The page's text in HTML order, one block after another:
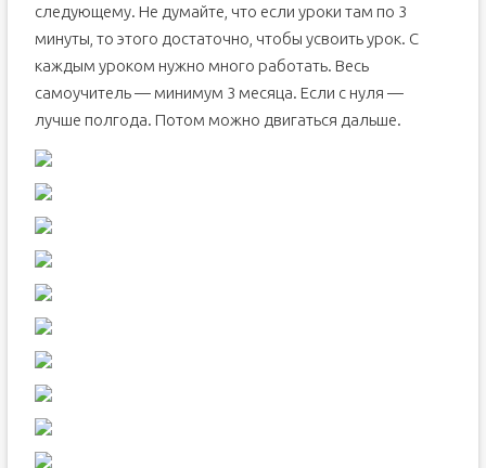
следующему. Не думайте, что если уроки там по 3
минуты, то этого достаточно, чтобы усвоить урок. С
каждым уроком нужно много работать. Весь
самоучитель — минимум 3 месяца. Если с нуля —
лучше полгода. Потом можно двигаться дальше.